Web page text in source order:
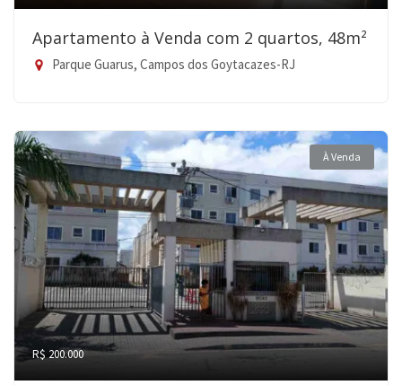
Apartamento à Venda com 2 quartos, 48m²
Parque Guarus, Campos dos Goytacazes-RJ
À Venda
R$ 200.000